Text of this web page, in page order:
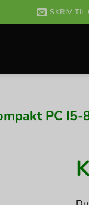
SKRIV TIL
PC